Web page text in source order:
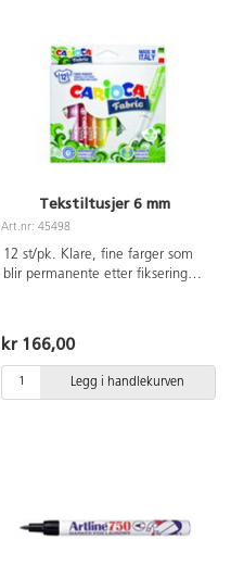
Tekstiltusjer 6 mm
Art.nr: 45498
12 st/pk. Klare, fine farger som
blir permanente etter fiksering
Inneholder svart, grå, brun, gul,
oransje, rød, rosa, lilla,
ultramarin, blå, grønn og lys
grønn. Fra 3 år.
kr 166,00
Legg i handlekurven